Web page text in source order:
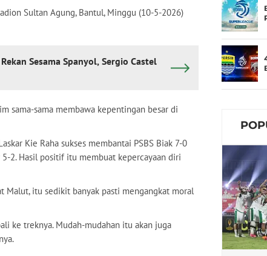
Sultan Agung, Bantul, Minggu (10-5-2026)
Sesama Spanyol, Sergio Castel
sama-sama membawa kepentingan besar di
Kie Raha sukses membantai PSBS Biak 7-0
2. Hasil positif itu membuat kepercayaan diri
Malut, itu sedikit banyak pasti mengangkat moral
ke treknya. Mudah-mudahan itu akan juga